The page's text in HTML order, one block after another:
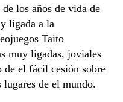
los años de vida de
ligada a la
Taito
muy ligadas, joviales
de el fácil cesión sobre
lugares de el mundo.